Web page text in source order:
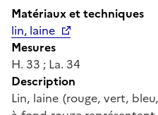
Matériaux et techniques
lin, laine
Mesures
H. 33 ; La. 34
Description
Lin, laine (rouge, vert,